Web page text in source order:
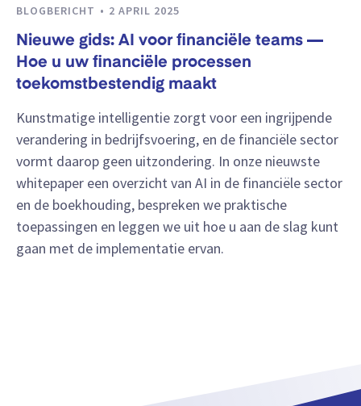
BLOGBERICHT 2 APRIL 2025
Nieuwe gids: AI voor financiële teams —
Hoe u uw financiële processen
toekomstbestendig maakt
Kunstmatige intelligentie zorgt voor een ingrijpende
verandering in bedrijfsvoering, en de financiële sector
vormt daarop geen uitzondering. In onze nieuwste
whitepaper een overzicht van AI in de financiële sector
en de boekhouding, bespreken we praktische
toepassingen en leggen we uit hoe u aan de slag kunt
gaan met de implementatie ervan.